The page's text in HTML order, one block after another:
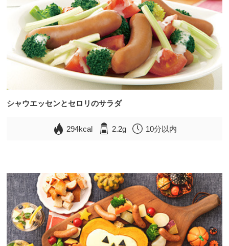
シャウエッセンとセロリのサラダ
294kcal 2.2g 10分以内